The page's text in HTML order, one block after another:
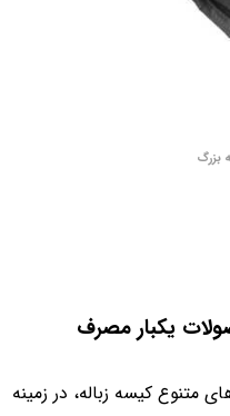
بزرگ
یکبار مصرف
متنوع کیسه زباله، در زمینه